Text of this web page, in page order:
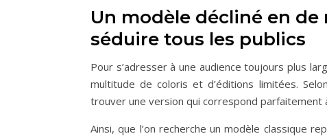
Un modèle décliné en
séduire tous les publics
Pour s’adresser à une audience toujours plus
multitude de coloris et d’éditions limitées.
trouver une version qui correspond
Ainsi, que l’on recherche un modèle classique